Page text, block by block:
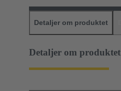
Detaljer om produktet
Detaljer om produktet